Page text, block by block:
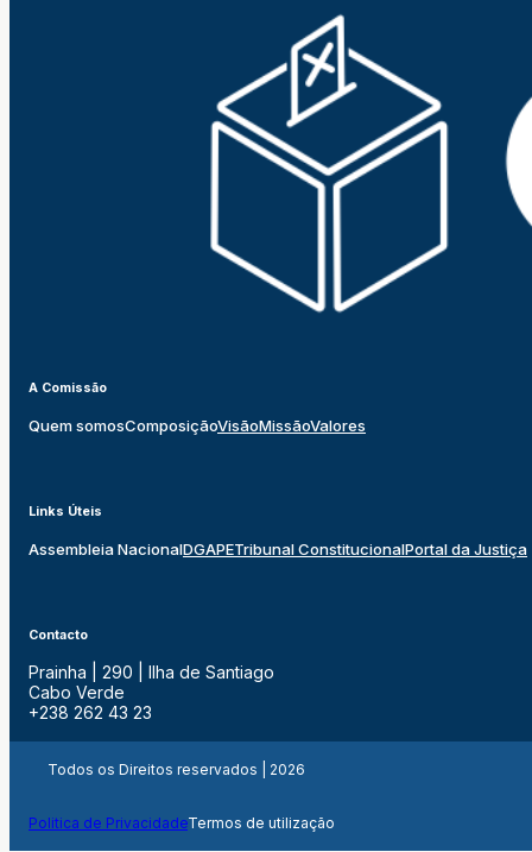
A Comissão
Quem somosComposiçãoVisãoMissãoValores
Links Úteis
Assembleia NacionalDGAPETribunal ConstitucionalPortal da Justiça
Contacto
Prainha | 290 | Ilha de Santiago
Cabo Verde
+238 262 43 23
Todos os Direitos reservados | 2026
Politica de PrivacidadeTermos de utilização